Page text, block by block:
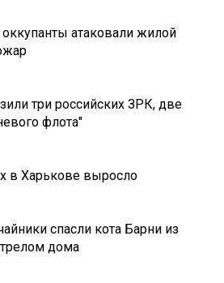
атаковали жилой
три российских ЗРК, две
флота"
в Харькове выросло
спасли кота Барни из
дома